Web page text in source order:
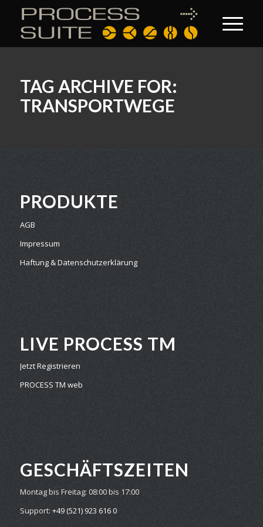
TAG ARCHIVE FOR:
TRANSPORTWEGE
PRODUKTE
AGB
Impressum
Haftung & Datenschutzerklärung
LIVE PROCESS TM
Jetzt Registrieren
PROCESS TM web
GESCHÄFTS­ZEITEN
Montag bis Freitag: 08:00 bis 17:00
Support: +49 (521) 923 616 0